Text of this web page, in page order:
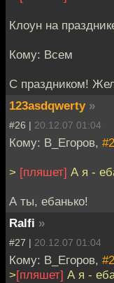
Клоун на
Кому: Всем
С праздником!
123asdqwerty »
#26 | 20.12.07 01:04
Кому: В_Егоров,
> [пляшет] А я -
А ты, ебанько!
Ralfi »
#27 | 20.12.07 01:04
Кому: В_Егоров,
>[пляшет] А я -